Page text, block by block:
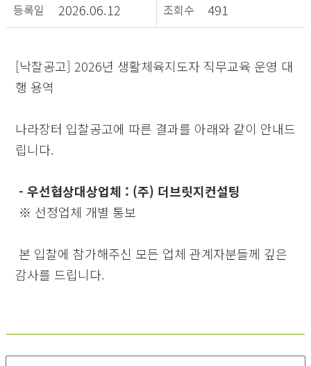
등록일 2026.06.12 조회수 491
[낙찰공고] 2026년 생활체육지도자 직무교육 운영 대
행 용역
나라장터 입찰공고에 따른 결과를 아래와 같이 안내드
립니다.
- 우선협상대상업체 : (주) 더브릿지컨설팅
※ 선정업체 개별 통보​
본 입찰에 참가해주신 모든 업체 관계자분들께 깊은
감사를 드립니다.